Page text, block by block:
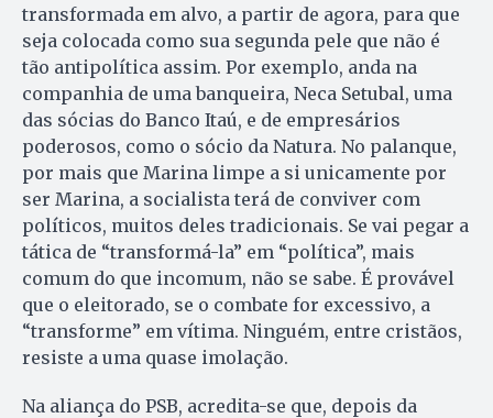
transformada em alvo, a partir de agora, para que
seja colocada como sua segunda pele que não é
tão antipolítica assim. Por exemplo, anda na
companhia de uma banqueira, Neca Setubal, uma
das sócias do Banco Itaú, e de empresários
poderosos, como o sócio da Natura. No palanque,
por mais que Marina limpe a si unicamente por
ser Marina, a socialista terá de conviver com
políticos, muitos deles tradicionais. Se vai pegar a
tática de “transformá-la” em “política”, mais
comum do que incomum, não se sabe. É provável
que o eleitorado, se o combate for excessivo, a
“transforme” em vítima. Ninguém, entre cristãos,
resiste a uma quase imolação.
Na aliança do PSB, acredita-se que, depois da